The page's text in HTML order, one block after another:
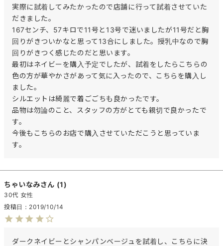
実際に試着してみたかったので店舗に行って試着させていた
だきました。
167センチ、57キロで11号と13号で迷いましたが11号だと胸
回りがきついかなと思って13合にしました。授乳中なので胸
回りがきつく感じたのだと思います。
最初はネイビーを購入予定でしたが、試着をしたらこちらの
色の方が華やかさがあって気に入ったので、こちらを購入し
ました。
シルエットは綺麗で着ごごちも良かったです。
品物は勿論のこと、スタッフの方がとても親切で良かったで
す。
今後もこちらのお店で購入させていただこうと思っていま
す。
ちゃいなみ 1
30代 女性
投稿日
2019/10/14
ダークネイビーとシャンパンベージュを試着し、こちらに決